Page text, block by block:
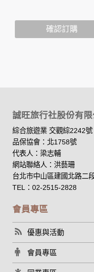
人資訊，這些廣告廠商
您個人在本網站上的聊
於一般瀏覽時，伺服器會
設備的 IP 位址、使用時
錄等，做為我們增進網站
用，決不對外公布。
為提供精確的服務，我們
分析，分析結果之統計數
外，我們會視需要公佈統
人之資料。
的個人資料揭露予第三人
在您於本網站註冊帳號
業夥伴處取得個人資料。
當客戶在本網站註冊時
身份證字號、電子郵件
當您註冊成功，並登入
確認訂購
誠旺旅行社股份有限
綜合旅遊業 交觀綜2242號
品保協會：北1758號
代表人：梁志輔
網站聯絡人：洪藝珊
台北市中山區建國北路二
TEL：02-2515-2828
會員專區
優惠與活動
會員專區